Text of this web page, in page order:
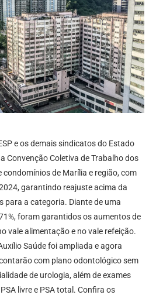
e os demais sindicatos do Estado
Convenção Coletiva de Trabalho dos
condomínios de Marília e região, com
garantindo reajuste acima da
para a categoria. Diante de uma
foram garantidos os aumentos de
vale alimentação e no vale refeição.
Saúde foi ampliada e agora
com plano odontológico sem
de urologia, além de exames
livre e PSA total. Confira os